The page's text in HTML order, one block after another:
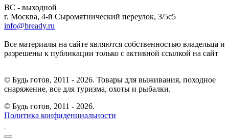
ВС - выходной
г. Москва, 4-й Сыромятнический переулок, 3/5с5
info@bready.ru
Все материалы на сайте являются собственностью владельца и
разрешены к публикации только с активной ссылкой на сайт
© Будь готов, 2011 - 2026. Товары для выживания, походное
снаряжение, все для туризма, охоты и рыбалки.
© Будь готов, 2011 - 2026.
Политика конфиденциальности